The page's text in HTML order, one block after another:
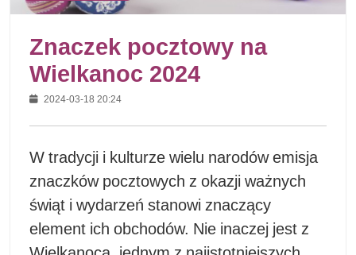
Znaczek pocztowy na
Wielkanoc 2024
2024-03-18 20:24
W tradycji i kulturze wielu narodów emisja
znaczków pocztowych z okazji ważnych
świąt i wydarzeń stanowi znaczący
element ich obchodów. Nie inaczej jest z